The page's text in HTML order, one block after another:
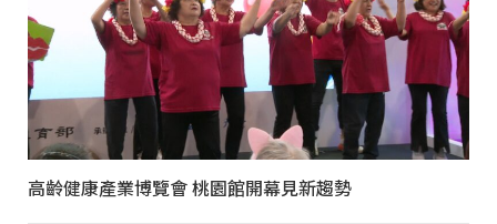
高齡健康產業博覽會 桃園館開幕見新趨勢